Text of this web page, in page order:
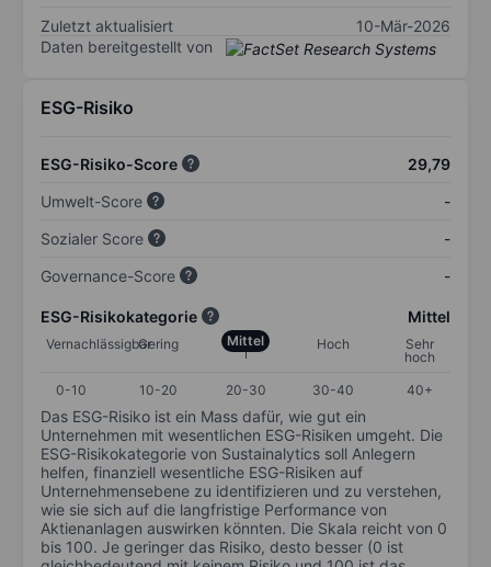
Zuletzt aktualisiert
10-Mär-2026
Daten bereitgestellt von
ESG-Risiko
ESG-Risiko-Score
29,79
Umwelt-Score
-
Sozialer Score
-
Governance-Score
-
ESG-Risikokategorie Mittel
VernachlässigbarGering Mittel Hoch
Sehr
hoch
0-10
10-20 20-30 30-40 40+
Das ESG-Risiko ist ein Mass dafür, wie gut ein
Unternehmen mit wesentlichen ESG-Risiken umgeht. Die
ESG-Risikokategorie von Sustainalytics soll Anlegern
helfen, finanziell wesentliche ESG-Risiken auf
Unternehmensebene zu identifizieren und zu verstehen,
wie sie sich auf die langfristige Performance von
Aktienanlagen auswirken könnten. Die Skala reicht von 0
bis 100. Je geringer das Risiko, desto besser (0 ist